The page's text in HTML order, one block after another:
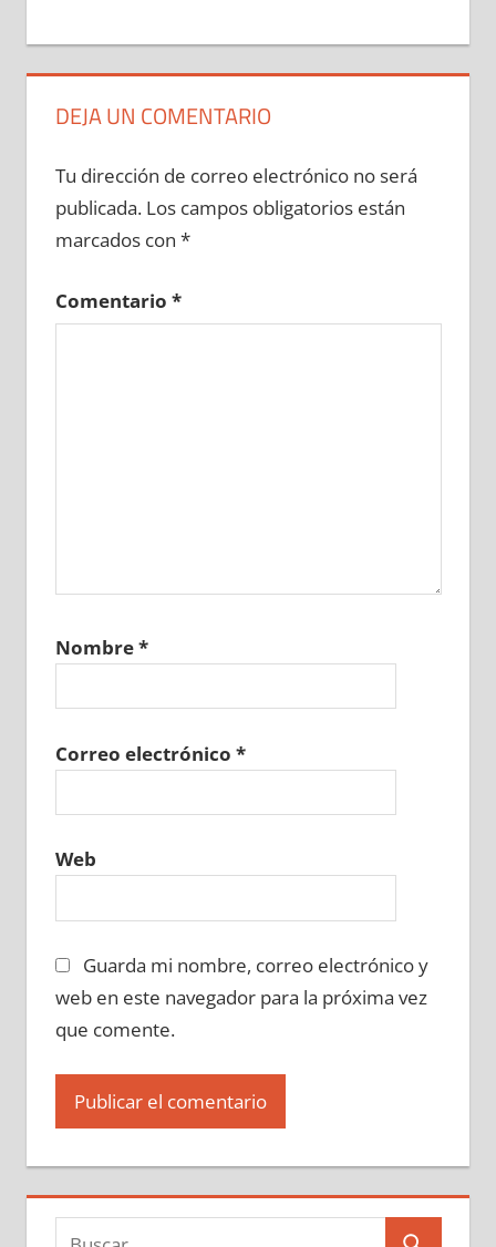
DEJA UN COMENTARIO
Tu dirección de correo electrónico no será
publicada. Los campos obligatorios están
marcados con *
Comentario *
Nombre*
Correo electrónico *
Web
Guarda mi nombre, correo electrónico y
web en este navegador para la próxima vez
que comente.